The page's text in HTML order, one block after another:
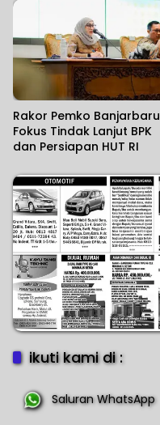
Rakor Pemko Banjarbaru
Fokus Tindak Lanjut BPK
dan Persiapan HUT RI
ikuti kami di :
Saluran WhatsApp